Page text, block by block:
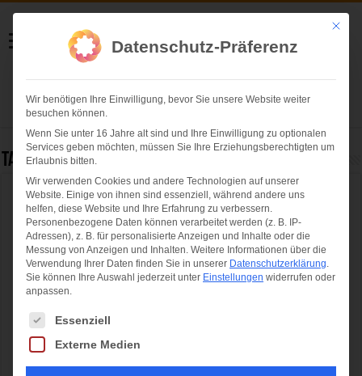
Helmut Swoboda
Fotografie
Herzlich willkommen
Tag Archives:
Eröffnung der neuen AOK-Bewegungsinsel
im Olympiapark München
Mit
Datenschutz-Präferenz
Wir benötigen Ihre Einwilligung, bevor Sie unsere Website weiter
besuchen können.
Wenn Sie unter 16 Jahre alt sind und Ihre Einwilligung zu optionalen
Services geben möchten, müssen Sie Ihre Erziehungsberechtigten um
Erlaubnis bitten.
Wir verwenden Cookies und andere Technologien auf unserer
Website. Einige von ihnen sind essenziell, während andere uns
helfen, diese Website und Ihre Erfahrung zu verbessern.
Personenbezogene Daten können verarbeitet werden (z. B. IP-
Adressen), z. B. für personalisierte Anzeigen und Inhalte oder die
Messung von Anzeigen und Inhalten. Weitere Informationen über die
Verwendung Ihrer Daten finden Sie in unserer Datenschutzerklärung.
Sie können Ihre Auswahl jederzeit unter Einstellungen widerrufen oder
anpassen.
Es folgt eine Liste der Service-Gruppen, für die eine Einwilligung
Essenziell
Externe Medien